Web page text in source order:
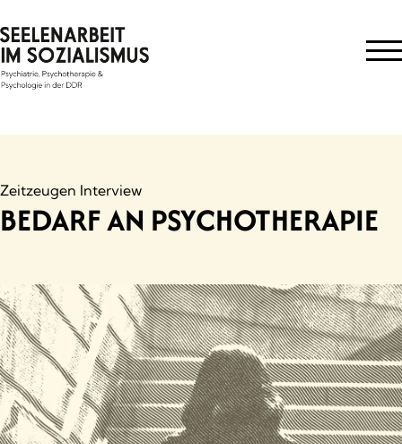
to
content
Zeitzeugen Interview
BEDARF AN PSYCHOTHERAPIE